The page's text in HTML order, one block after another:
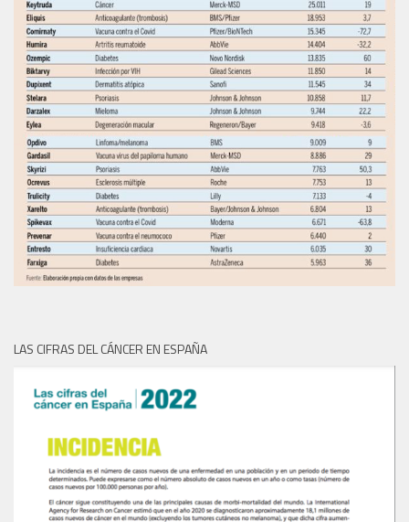
LAS CIFRAS DEL CÁNCER EN ESPAÑA